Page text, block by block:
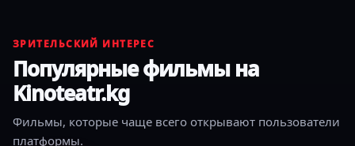
ЗРИТЕЛЬСКИЙ ИНТЕРЕС
Популярные фильмы на
Kinoteatr.kg
Фильмы, которые чаще всего открывают пользователи
платформы.